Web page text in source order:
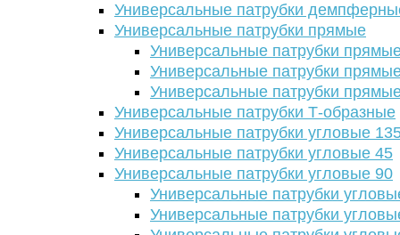
Универсальные патрубки
Универсальные патрубки прямые
Универсальные патрубки
Универсальные патрубки
Универсальные патрубки
Универсальные патрубки Т-образные
Универсальные патрубки угловые
Универсальные патрубки угловые 45
Универсальные патрубки угловые 90
Универсальные патрубки
Универсальные патрубки